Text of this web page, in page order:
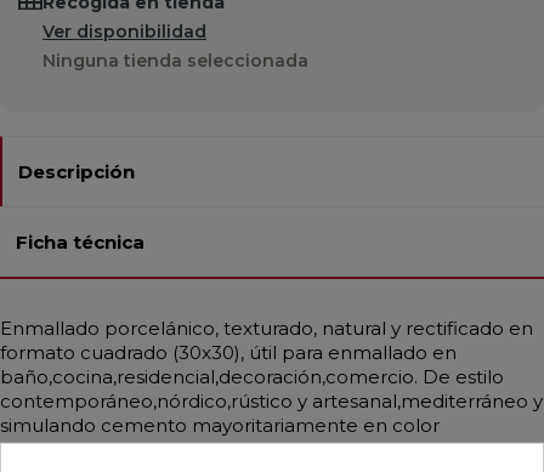
Ver disponibilidad
Ninguna tienda seleccionada
Descripción
Ficha técnica
Enmallado porcelánico, texturado, natural y rectificado en
formato cuadrado (30x30), útil para enmallado en
baño,cocina,residencial,decoración,comercio. De estilo
contemporáneo,nórdico,rústico y artesanal,mediterráneo y
simulando cemento mayoritariamente en color
hueso,crema.